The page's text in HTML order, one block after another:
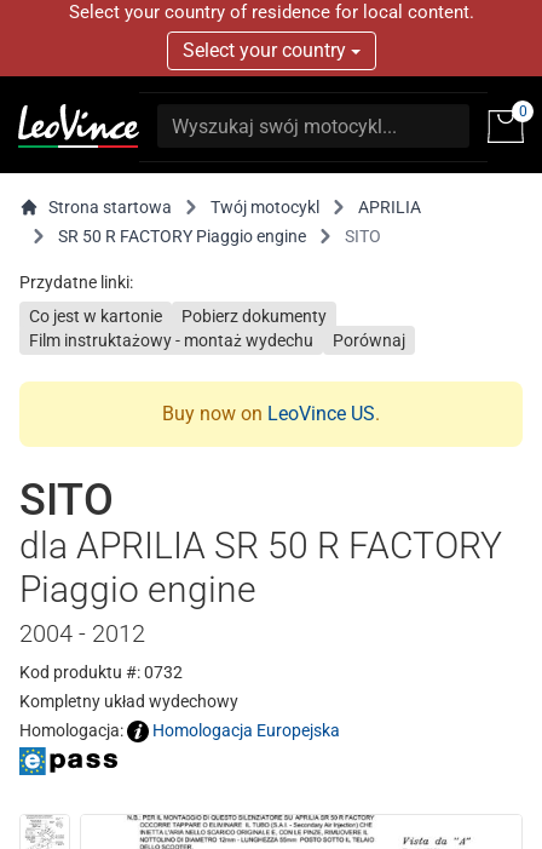
Select your country of residence for local content.
Select your country
0
Strona startowa Twój motocykl
APRILIA
SR 50 R FACTORY Piaggio engine
SITO
Przydatne linki:
Co jest w kartonie
Pobierz dokumenty
Film instruktażowy - montaż wydechu
Porównaj
Buy now on LeoVince US.
SITO
dla APRILIA SR 50 R FACTORY
Piaggio engine
2004 - 2012
Kod produktu #: 0732
Kompletny układ wydechowy
Homologacja:
Homologacja Europejska